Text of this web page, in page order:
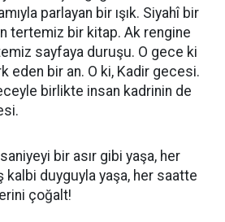
parlayan bir ışık. Siyahî bir
tertemiz bir kitap. Ak rengine
sayfaya duruşu. O gece ki
eden bir an. O ki, Kadir gecesi.
birlikte insan kadrinin de
bir asır gibi yaşa, her
kalbi duyguyla yaşa, her saatte
çoğalt!